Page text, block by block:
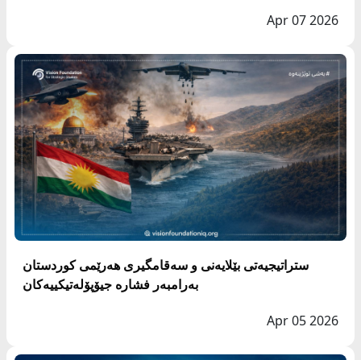
Apr 07 2026
ستراتیجیەتی بێلایەنی و سەقامگیری هەرێمی کوردستان
بەرامبەر فشارە جیۆپۆلەتیکییەکان
Apr 05 2026